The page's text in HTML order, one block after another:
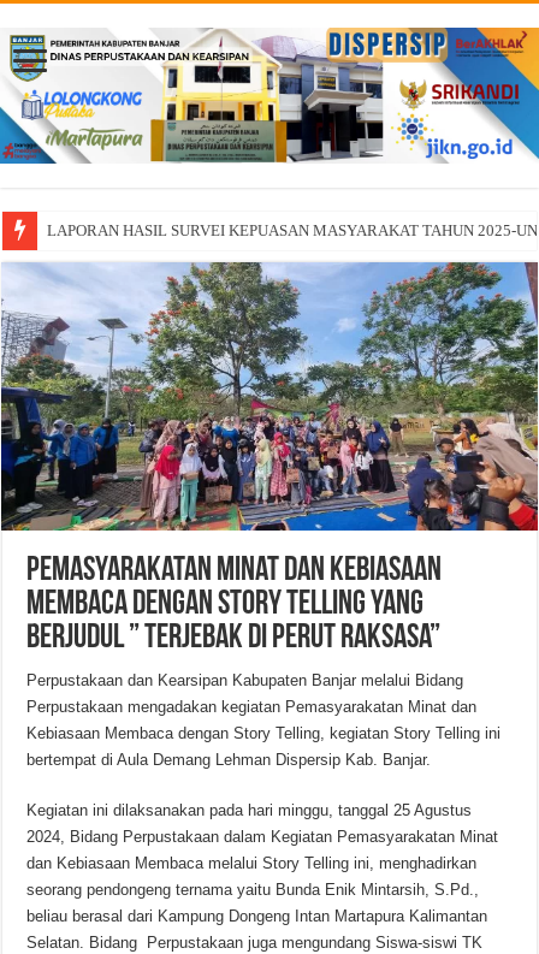
LAPORAN HASIL SURVEI KEPUASAN MASYARAKAT TAHUN 2025-
Pemasyarakatan Minat dan Kebiasaan
Membaca dengan Story Telling yang
Berjudul ” Terjebak di Perut Raksasa”
Perpustakaan dan Kearsipan Kabupaten Banjar melalui Bidang
Perpustakaan mengadakan kegiatan Pemasyarakatan Minat dan
Kebiasaan Membaca dengan Story Telling, kegiatan Story Telling ini
bertempat di Aula Demang Lehman Dispersip Kab. Banjar.
Kegiatan ini dilaksanakan pada hari minggu, tanggal 25 Agustus
2024, Bidang Perpustakaan dalam Kegiatan Pemasyarakatan Minat
dan Kebiasaan Membaca melalui Story Telling ini, menghadirkan
seorang pendongeng ternama yaitu Bunda Enik Mintarsih, S.Pd.,
beliau berasal dari Kampung Dongeng Intan Martapura Kalimantan
Selatan. Bidang Perpustakaan juga mengundang Siswa-siswi TK